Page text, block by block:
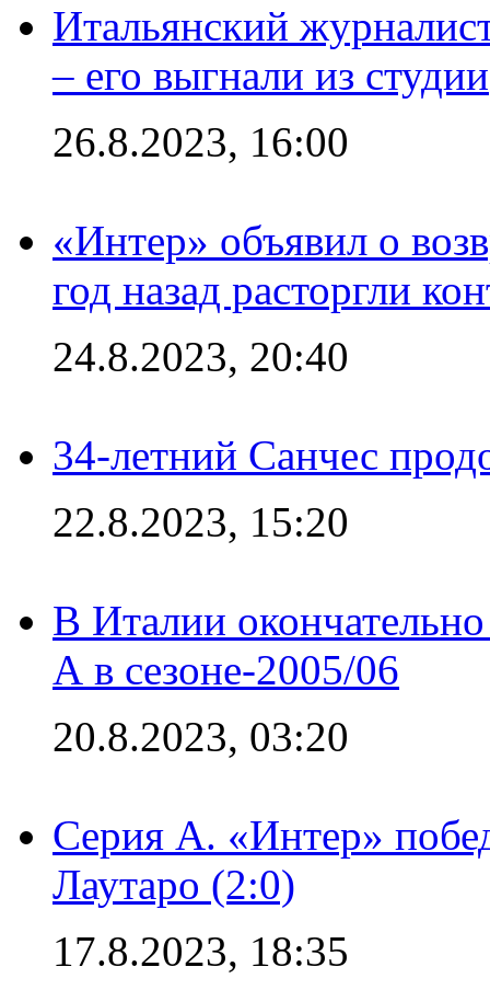
Итальянский
– его выгнали из студии
26.8.2023, 16:00
«Интер» объявил о
год назад расторгли
24.8.2023, 20:40
34-летний Санчес
22.8.2023, 15:20
В Италии
А в сезоне-2005/06
20.8.2023, 03:20
Серия А. «Интер»
Лаутаро (2:0)
17.8.2023, 18:35